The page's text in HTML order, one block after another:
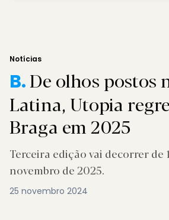
Notícias
B.De olhos postos
Latina, Utopia
Braga em 2025
Terceira edição vai decorrer de
novembro de 2025.
25 novembro 2024